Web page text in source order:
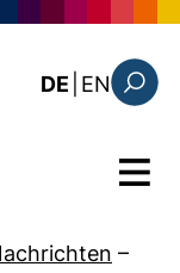
DE EN: this
Menü
–